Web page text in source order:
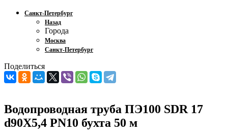
Санкт-Петербург
Назад
Города
Москва
Санкт-Петербург
Поделиться
Водопроводная труба ПЭ100 SDR 17
d90Х5,4 PN10 бухта 50 м